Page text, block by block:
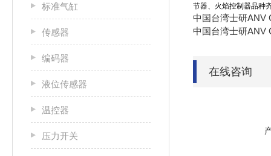
标准气缸
传感器
编码器
液位传感器
温控器
压力开关
节器、火焰控制器品种
中国台湾士研ANV
中国台湾士研ANV
在线咨询